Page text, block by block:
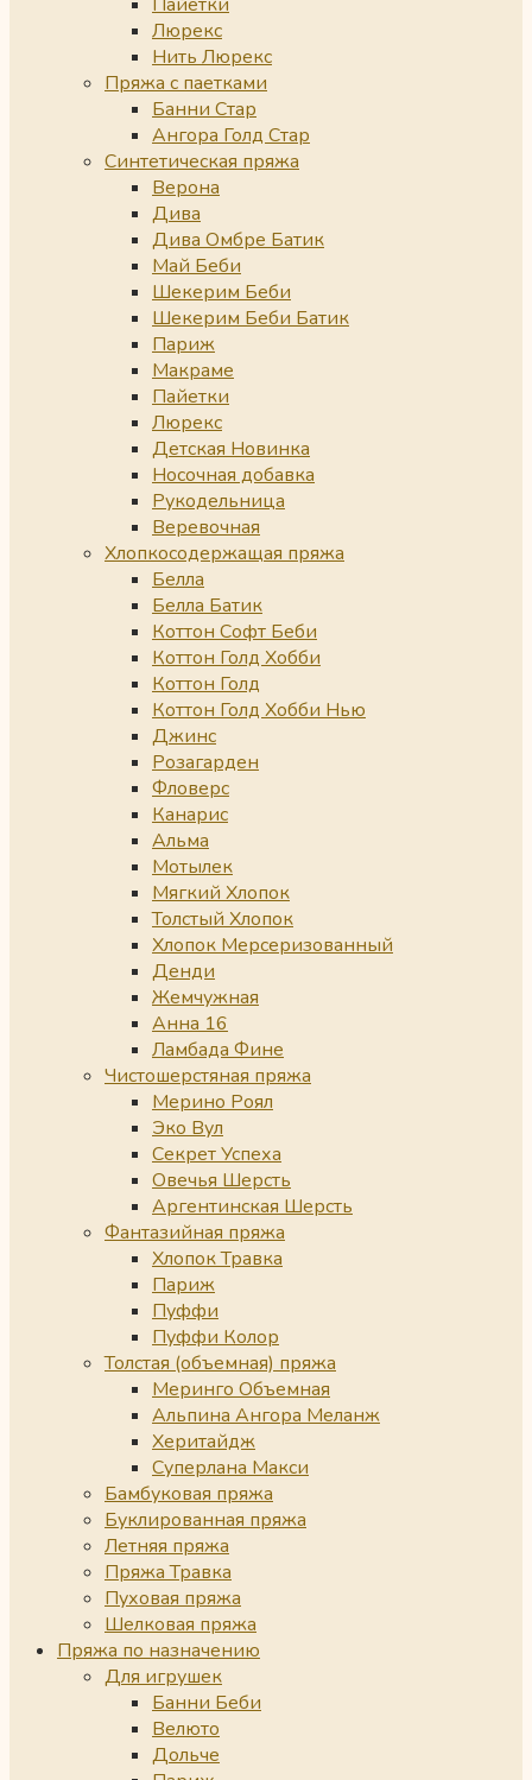
Люрекс
Нить Люрекс
Пряжа с паетками
Банни Стар
Ангора Голд Стар
Синтетическая пряжа
Верона
Дива
Дива Омбре Батик
Май Беби
Шекерим Беби
Шекерим Беби Батик
Париж
Макраме
Пайетки
Люрекс
Детская Новинка
Носочная добавка
Рукодельница
Веревочная
Хлопкосодержащая пряжа
Белла
Белла Батик
Коттон Софт Беби
Коттон Голд Хобби
Коттон Голд
Коттон Голд Хобби Нью
Джинс
Розагарден
Фловерс
Канарис
Альма
Мотылек
Мягкий Хлопок
Толстый Хлопок
Хлопок Мерсеризованный
Денди
Жемчужная
Анна 16
Ламбада Фине
Чистошерстяная пряжа
Мерино Роял
Эко Вул
Секрет Успеха
Овечья Шерсть
Аргентинская Шерсть
Фантазийная пряжа
Хлопок Травка
Париж
Пуффи
Пуффи Колор
Толстая (объемная) пряжа
Меринго Объемная
Альпина Ангора Меланж
Херитайдж
Суперлана Макси
Бамбуковая пряжа
Буклированная пряжа
Летняя пряжа
Пряжа Травка
Пуховая пряжа
Шелковая пряжа
Пряжа по назначению
Для игрушек
Банни Беби
Велюто
Дольче